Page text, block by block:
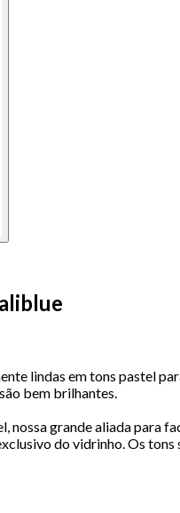
lindas em tons pastel
bem brilhantes.
grande aliada para
do vidrinho. Os